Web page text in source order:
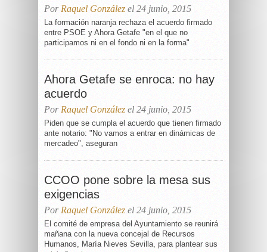
Por Raquel González el 24 junio, 2015
La formación naranja rechaza el acuerdo firmado
entre PSOE y Ahora Getafe "en el que no
participamos ni en el fondo ni en la forma"
Ahora Getafe se enroca: no hay
acuerdo
Por Raquel González el 24 junio, 2015
Piden que se cumpla el acuerdo que tienen firmado
ante notario: "No vamos a entrar en dinámicas de
mercadeo", aseguran
CCOO pone sobre la mesa sus
exigencias
Por Raquel González el 24 junio, 2015
El comité de empresa del Ayuntamiento se reunirá
mañana con la nueva concejal de Recursos
Humanos, María Nieves Sevilla, para plantear sus